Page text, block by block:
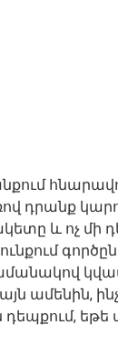
դրանք
և ոչ մի
ամենին,
դեպքում,